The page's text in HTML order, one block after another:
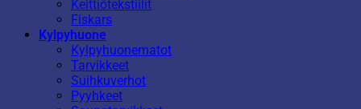
Keittiötekstiilit
Fiskars
Kylpyhuone
Kylpyhuonematot
Tarvikkeet
Suihkuverhot
Pyyhkeet